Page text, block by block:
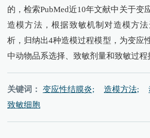
的，检索PubMed近10年文献中关于变
造模方法，根据致敏机制对造模方
析，归纳出4种造模过程模型，为变应
中动物品系选择、致敏剂量和致敏过程
关键词： 变应性结膜炎; 造模方法;
致敏细胞